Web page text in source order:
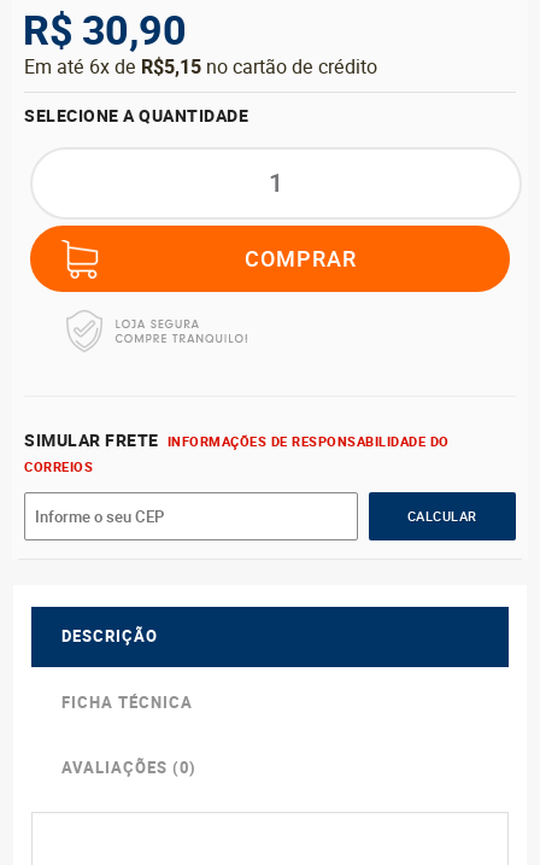
R$ 30,90
Em até 6x de R$5,15 no cartão de crédito
SELECIONE A QUANTIDADE
SIMULAR FRETE INFORMAÇÕES DE RESPONSABILIDADE DO
CORREIOS
DESCRIÇÃO
FICHA TÉCNICA
AVALIAÇÕES (0)